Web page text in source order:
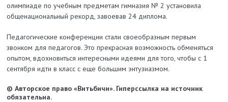
олимпиаде по учебным предметам гимназия № 2 установила
общенациональный рекорд, завоевав 24 диплома.
Педагогические конференции стали своеобразным первым
звонком для педагогов. Это прекрасная возможность обменяться
опытом, вдохновиться интересными идеями для того, чтобы с 1
сентября идти в класс с еще большим энтузиазмом.
© Авторское право «Витьбичи». Гиперссылка на источник
обязательна.